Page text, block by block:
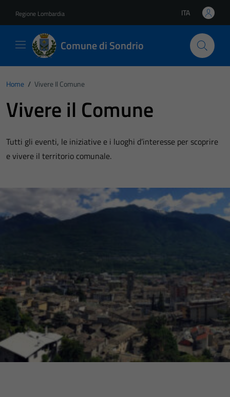
Regione Lombardia Lingua attiva:
ITA
Comune di Sondrio
Home / Vivere Il Comune
Vivere il Comune
Tutti gli eventi, le iniziative e i luoghi d’interesse per scoprire
e vivere il territorio comunale.